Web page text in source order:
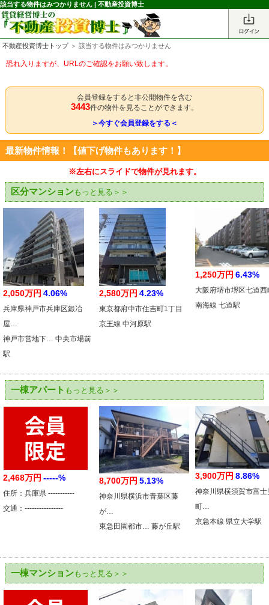
該当する物件はみつかりません | 不動産投資博士
不動産投資博士トップ＞ 該当する物件はみつかりません
恐れ入りますが、URLのご確認をお願い致します。
会員登録をすると非公開物件を含む
3443件の物件を見ることができます。
＞今すぐ会員登録をする＜
最新物件情報！【値下げ物件もあります！】
※左右にスライドで物件が見れます。
区分マンションもっと見る＞＞
2,050万円 4.06%
兵庫県神戸市兵庫区鍛冶
屋…
神戸市営地下… 中央市場前
駅
2,580万円 4.23%
東京都府中市住吉町1丁目
京王線 中河原駅
1,250万円 6.43%
大阪府堺市堺区七道西
南海線 七道駅
一棟アパート もっと見る＞＞
2,468万円 -----%
住所：兵庫県 -----------
交通：----------------
8,700万円 5.13%
神奈川県横浜市青葉区藤
が…
東急田園都市… 藤が丘駅
3,900万円 8.86%
神奈川県横須賀市富士
町…
京急本線 県立大学駅
一棟マンションもっと見る＞＞